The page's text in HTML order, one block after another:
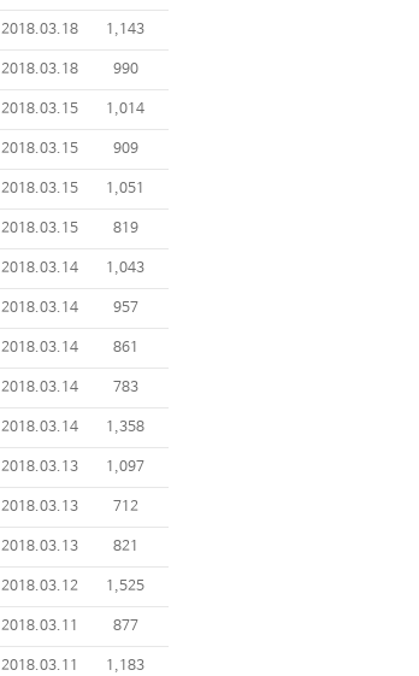
2018.03.18 1,143
2018.03.18 990
2018.03.15 1,014
2018.03.15 909
2018.03.15 1,051
2018.03.15 819
2018.03.14 1,043
2018.03.14 957
2018.03.14 861
2018.03.14 783
2018.03.14 1,358
2018.03.13 1,097
2018.03.13 712
2018.03.13 821
2018.03.12 1,525
2018.03.11 877
2018.03.11 1,183